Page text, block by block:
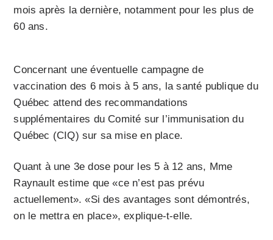
mois après la dernière, notamment pour les plus de
60 ans.
Concernant une éventuelle campagne de
vaccination des 6 mois à 5 ans, la santé publique du
Québec attend des recommandations
supplémentaires du Comité sur l’immunisation du
Québec (CIQ) sur sa mise en place.
Quant à une 3e dose pour les 5 à 12 ans, Mme
Raynault estime que «ce n’est pas prévu
actuellement». «Si des avantages sont démontrés,
on le mettra en place», explique-t-elle.